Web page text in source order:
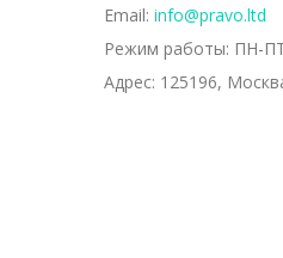
Email: info@pravo.ltd
Режим работы: ПН-
Адрес: 125196,